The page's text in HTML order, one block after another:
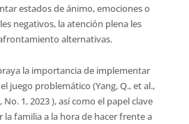
estados de ánimo, emociones o
negativos, la atención plena les
alternativas.
la importancia de implementar
juego problemático (Yang, Q., et al.,
No. 1, 2023 ), así como el papel clave
familia a la hora de hacer frente a